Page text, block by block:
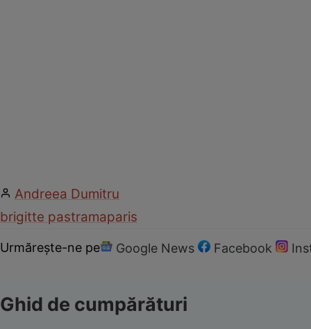
Andreea Dumitru
brigitte pastramaparis
Urmărește-ne pe Google News Facebook
Ghid de cumpărături